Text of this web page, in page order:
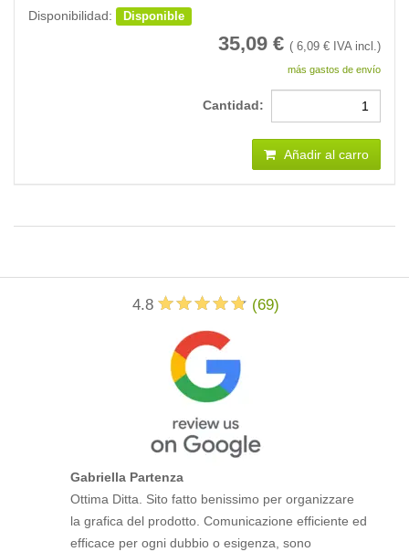
Disponibilidad: Disponible
35,09 € ( 6,09 € IVA incl.)
más gastos de envío
Cantidad:
Añadir al carro
4.8 (69)
Gabriella Partenza
Ottima Ditta. Sito fatto benissimo per organizzare
la grafica del prodotto. Comunicazione efficiente ed
efficace per ogni dubbio o esigenza, sono